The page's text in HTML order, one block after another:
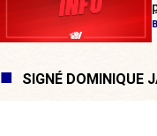
SIGNÉ DOMINIQUE